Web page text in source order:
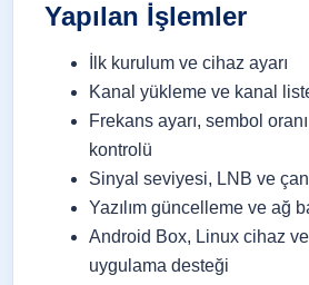
Yapılan İşlemler
İlk kurulum ve cihaz ayarı
Kanal yükleme ve kanal
Frekans ayarı, sembol
kontrolü
Sinyal seviyesi, LNB ve
Yazılım güncelleme ve ağ
Android Box, Linux cihaz
uygulama desteği